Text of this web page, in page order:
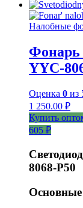
Налобные
Фонарь
YYC-
Оценка 0 из
1 250.00 ₽
Купить
605 ₽
8068-P50
Основные